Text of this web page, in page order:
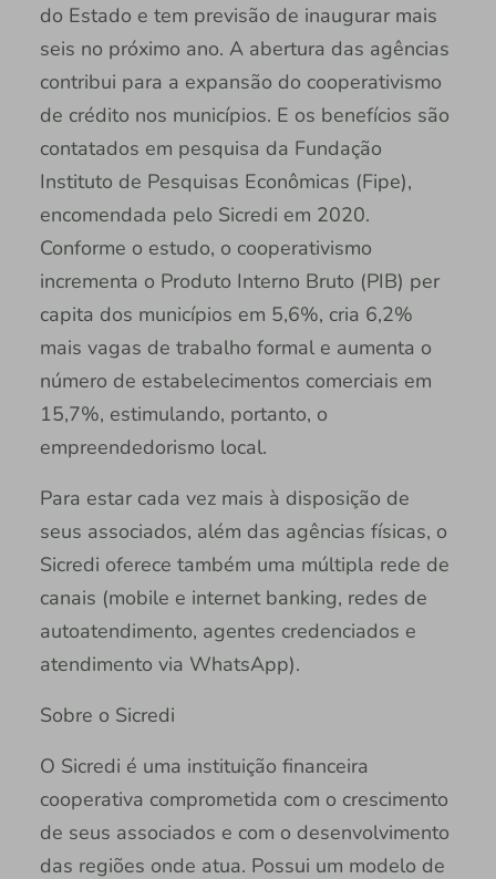
do Estado e tem previsão de inaugurar mais
seis no próximo ano. A abertura das agências
contribui para a expansão do cooperativismo
de crédito nos municípios. E os benefícios são
contatados em pesquisa da Fundação
Instituto de Pesquisas Econômicas (Fipe),
encomendada pelo Sicredi em 2020.
Conforme o estudo, o cooperativismo
incrementa o Produto Interno Bruto (PIB) per
capita dos municípios em 5,6%, cria 6,2%
mais vagas de trabalho formal e aumenta o
número de estabelecimentos comerciais em
15,7%, estimulando, portanto, o
empreendedorismo local.
Para estar cada vez mais à disposição de
seus associados, além das agências físicas, o
Sicredi oferece também uma múltipla rede de
canais (mobile e internet banking, redes de
autoatendimento, agentes credenciados e
atendimento via WhatsApp).
Sobre o Sicredi
O Sicredi é uma instituição financeira
cooperativa comprometida com o crescimento
de seus associados e com o desenvolvimento
das regiões onde atua. Possui um modelo de